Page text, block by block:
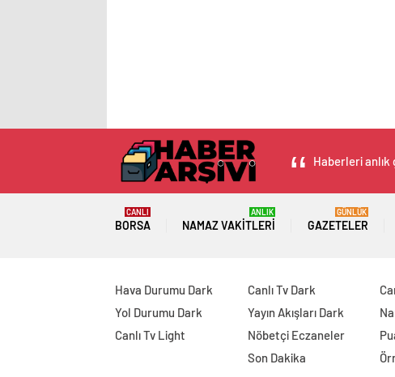
Haberleri
BORSA
CANLI
NAMAZ VAKITLERI
ANLIK
GAZETELER
GÜNLÜK
Hava Durumu Dark
Yol Durumu Dark
Canlı Tv Light
Canlı Tv Dark
Yayın Akışları Dark
Nöbetçi Eczaneler
Son Dakika